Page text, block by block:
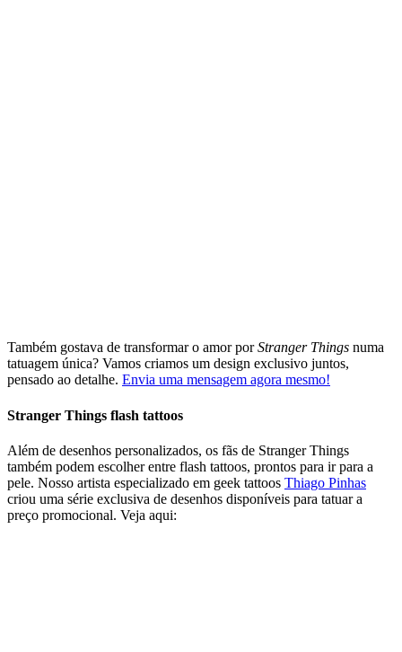
Também gostava de transformar o amor porStranger Things numa
tatuagem única? Vamos criamos um design exclusivo juntos,
pensado ao detalhe. Envia uma mensagem agora mesmo!
Stranger Things flash tattoos
Além de desenhos personalizados, os fãs de Stranger Things
também podem escolher entre flash tattoos, prontos para ir para a
pele. Nosso artista especializado em geek tattoos Thiago Pinhas
criou uma série exclusiva de desenhos disponíveis para tatuar a
preço promocional. Veja aqui: